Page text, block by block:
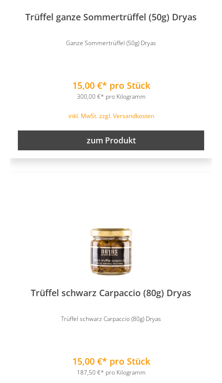
Trüffel ganze Sommertrüffel (50g) Dryas
Ganze Sommertrüffel (50g) Dryas
15,00 €* pro Stück
300,00 €* pro Kilogramm
inkl. MwSt. zzgl. Versandkosten
zum Produkt
Trüffel schwarz Carpaccio (80g) Dryas
Trüffel schwarz Carpaccio (80g) Dryas
15,00 €* pro Stück
187,50 €* pro Kilogramm